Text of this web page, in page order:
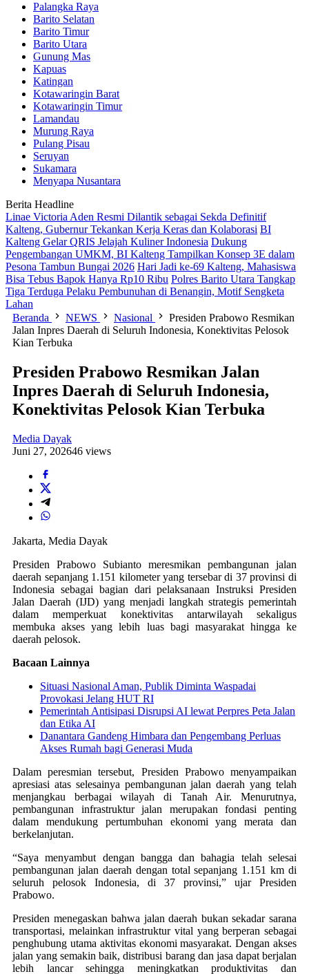
Palangka Raya
Barito Selatan
Barito Timur
Barito Utara
Gunung Mas
Kapuas
Katingan
Kotawaringin Barat
Kotawaringin Timur
Lamandau
Murung Raya
Pulang Pisau
Seruyan
Sukamara
Menyapa Nusantara
Berita Headline
Linae Victoria Aden Resmi Dilantik sebagai Sekda Definitif
Kalteng, Gubernur Tekankan Kerja Keras dan Kolaborasi BI
Kalteng Gelar QRIS Jelajah Kuliner Indonesia Dukung
Pengembangan UMKM, BI Kalteng Tampilkan Konsep 3E dalam
Pesona Tambun Bungai 2026 Hari Jadi ke-69 Kalteng, Mahasiswa
Bisa Tebus Bapok Hanya Rp10 Ribu Polres Barito Utara Tangkap
Tiga Terduga Pelaku Pembunuhan di Benangin, Motif Sengketa
Lahan
Beranda
NEWS Nasional
Presiden Prabowo Resmikan
Jalan Inpres Daerah di Seluruh Indonesia, Konektivitas Pelosok
Kian Terbuka
Presiden Prabowo Resmikan Jalan
Inpres Daerah di Seluruh Indonesia,
Konektivitas Pelosok Kian Terbuka
Media Dayak
Juni 27, 202646 views
Jakarta, Media Dayak
Presiden Prabowo Subianto meresmikan pembangunan jalan
daerah sepanjang 1.151 kilometer yang tersebar di 37 provinsi di
Indonesia sebagai bagian dari pelaksanaan Instruksi Presiden
Jalan Daerah (IJD) yang menjadi langkah strategis pemerintah
dalam memperkuat konektivitas antarwilayah sekaligus
membuka akses yang lebih luas bagi masyarakat hingga ke
daerah pelosok.
Bacaan Lainnya
Situasi Nasional Aman, Publik Diminta Waspadai
Provokasi Jelang HUT RI
Pemerintah Antisipasi Disrupsi AI lewat Perpres Peta Jalan
dan Etika AI
Danantara Gandeng Himbara dan Pengembang Perluas
Akses Rumah bagi Generasi Muda
Dalam peresmian tersebut, Presiden Prabowo menyampaikan
apresiasi atas selesainya pembangunan jalan daerah yang telah
menjangkau berbagai wilayah di Tanah Air. Menurutnya,
pembangunan infrastruktur jalan merupakan fondasi penting
dalam mendukung pertumbuhan ekonomi yang merata dan
berkelanjutan.
“Saya menyambut dengan bangga dan bahagia telah selesai
pembangunan jalan daerah dengan total sepanjang 1.151 km di
seluruh pelosok Indonesia, di 37 provinsi,” ujar Presiden
Prabowo.
Presiden menegaskan bahwa jalan daerah bukan sekadar sarana
transportasi, melainkan infrastruktur vital yang berperan sebagai
penghubung utama aktivitas ekonomi masyarakat. Dengan akses
jalan yang semakin baik, distribusi barang dan jasa dapat berjalan
lebih lancar sehingga meningkatkan produktivitas dan